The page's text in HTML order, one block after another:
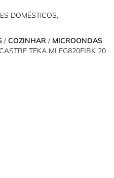
DOMÉSTICOS,
/ COZINHAR / MICROONDAS
TEKA MLEG820FIBK 20